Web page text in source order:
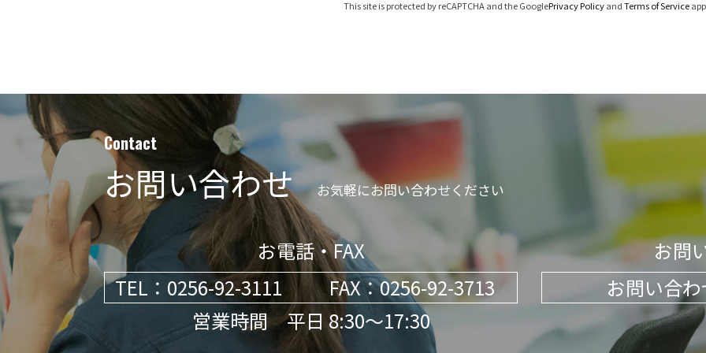
This site is protected by reCAPTCHA and the GooglePrivacy PolicyandTerms of Service
Contact
お問い合わせ お気軽にお問い合わせください
お電話・FAX
TEL： 0256-92-3111
FAX：0256-92-3713
営業時間 平日 8:30～17:30
お問
お問い合